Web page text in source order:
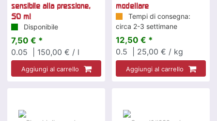
sensibile alla pressione,
50 ml
Disponibile
7,50 € *
0.05
| 150,00 € / l
Aggiungi al carrello
modellare
Tempi di consegna:
circa 2-3 settimane
12,50 € *
0.5
| 25,00 € / kg
Aggiungi al carrello